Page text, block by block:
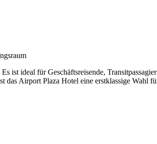
ist ideal für Geschäftsreisende,
Airport Plaza Hotel eine erstklassige Wahl